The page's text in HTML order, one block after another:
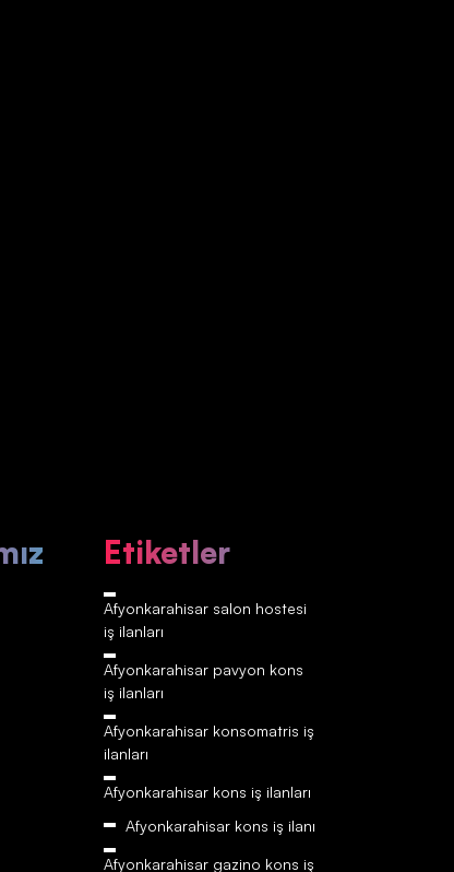
Etiketler
Afyonkarahisar‎‎‎‎ salon hostesi
iş ilanları
Afyonkarahisar‎‎‎‎ pavyon kons
iş ilanları
Afyonkarahisar‎‎‎‎ konsomatris iş
ilanları
Afyonkarahisar‎‎‎‎ kons iş ilanları
Afyonkarahisar‎‎‎‎ kons iş ilanı
Afyonkarahisar‎‎‎‎ gazino kons iş